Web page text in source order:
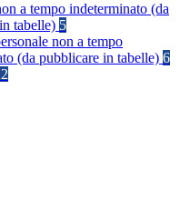
a tempo indeterminato (da
tabelle) 5
non a tempo
(da pubblicare in tabelle) 6